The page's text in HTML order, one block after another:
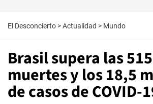
El Desconcierto >Actualidad > Mundo
Brasil supera las
muertes y los 18,5
de casos de COVID-